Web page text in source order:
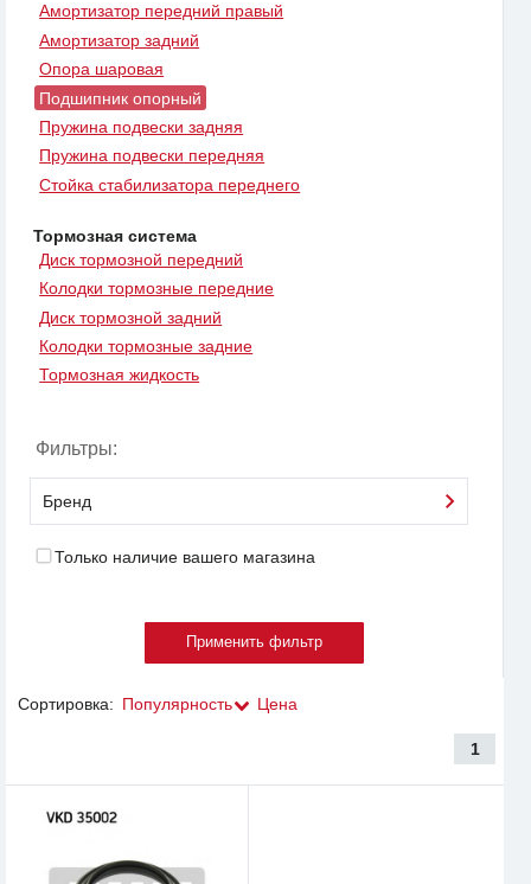
Амортизатор передний правый
Амортизатор задний
Опора шаровая
Подшипник опорный
Пружина подвески задняя
Пружина подвески передняя
Стойка стабилизатора переднего
Тормозная система
Диск тормозной передний
Колодки тормозные передние
Диск тормозной задний
Колодки тормозные задние
Тормозная жидкость
Фильтры:
Бренд
Только наличие вашего магазина
Сортировка: Популярность Цена
1